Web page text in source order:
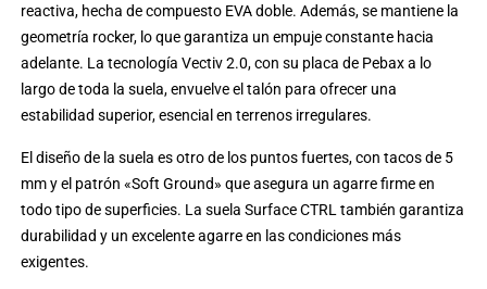
reactiva, hecha de compuesto EVA doble. Además, se mantiene la
geometría rocker, lo que garantiza un empuje constante hacia
adelante. La tecnología Vectiv 2.0, con su placa de Pebax a lo
largo de toda la suela, envuelve el talón para ofrecer una
estabilidad superior, esencial en terrenos irregulares.
El diseño de la suela es otro de los puntos fuertes, con tacos de 5
mm y el patrón «Soft Ground» que asegura un agarre firme en
todo tipo de superficies. La suela Surface CTRL también garantiza
durabilidad y un excelente agarre en las condiciones más
exigentes.